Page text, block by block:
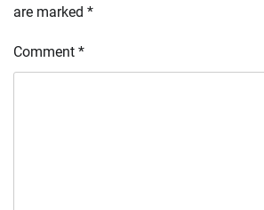
are marked *
Comment *